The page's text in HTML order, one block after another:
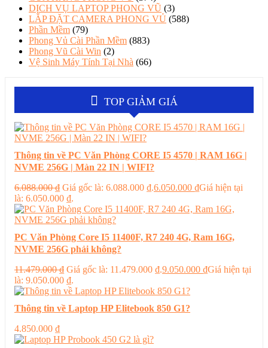
DỊCH VỤ LAPTOP PHONG VŨ (3)
LẮP ĐẶT CAMERA PHONG VỦ (588)
Phần Mềm (79)
Phong Vủ Cài Phần Mềm (883)
Phong Vũ Cài Win (2)
Vệ Sinh Máy Tính Tại Nhà (66)
TOP GIẢM GIÁ
Thông tin về PC Văn Phòng CORE I5 4570 | RAM 16G |
NVME 256G | Màn 22 IN | WIFI?
6.088.000₫ Giá gốc là: 6.088.000 ₫.6.050.000 ₫Giá hiện tại
là: 6.050.000 ₫.
PC Văn Phòng Core I5 11400F, R7 240 4G, Ram 16G,
NVME 256G phải không?
11.479.000₫ Giá gốc là: 11.479.000 ₫.9.050.000 ₫Giá hiện tại
là: 9.050.000 ₫.
Thông tin về Laptop HP Elitebook 850 G1?
4.850.000 ₫